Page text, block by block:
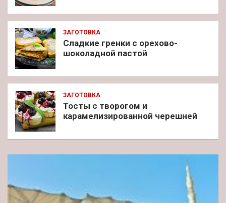
ЗАГОТОВКА
Сладкие гренки с орехово-
шоколадной пастой
ЗАГОТОВКА
Тосты с творогом и
карамелизированной черешней